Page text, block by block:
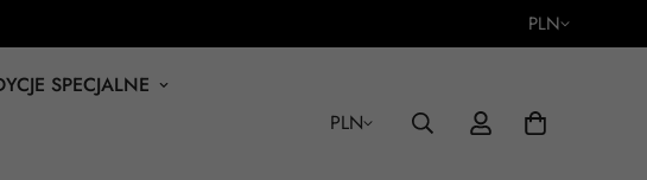
PLN
SPECJALNE
PLN